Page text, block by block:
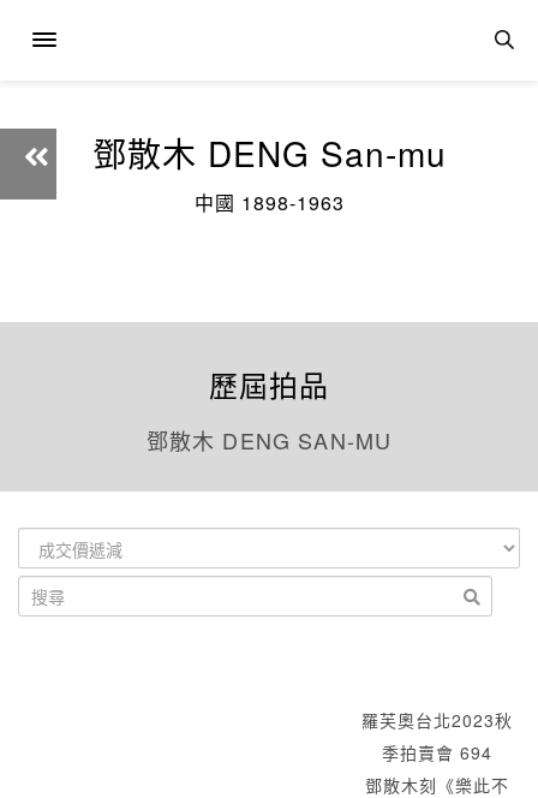
鄧散木 DENG San-mu
中國 1898-1963
歷屆拍品
鄧散木 DENG SAN-MU
羅芙奧台北2023秋
季拍賣會 694
鄧散木刻《樂此不